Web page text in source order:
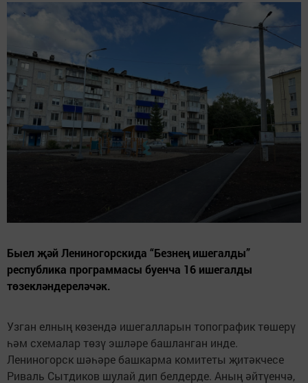
Быел җәй Лениногорскида “Безнең ишегалды”
республика программасы буенча 16 ишегалды
төзекләндереләчәк.
Узган елның көзендә ишегалларын топографик төшерү
һәм схемалар төзү эшләре башланган инде.
Лениногорск шәһәре башкарма комитеты җитәкчесе
Риваль Сытдиков шулай дип белдерде. Аның әйтүенчә,